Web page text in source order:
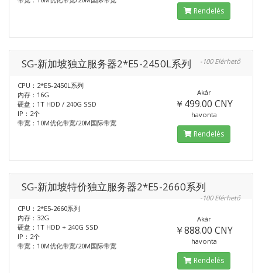
Rendelés
SG-新加坡独立服务器2*E5-2450L系列 -100 Elérhető
CPU：2*E5-2450L系列
内存：16G
硬盘：1T HDD / 240G SSD
IP：2个
带宽：10M优化带宽/20M国际带宽
Akár
￥499.00 CNY
havonta
Rendelés
SG-新加坡特价独立服务器2*E5-2660系列
-100 Elérhető
CPU：2*E5-2660系列
内存：32G
硬盘：1T HDD + 240G SSD
IP：2个
带宽：10M优化带宽/20M国际带宽
Akár
￥888.00 CNY
havonta
Rendelés